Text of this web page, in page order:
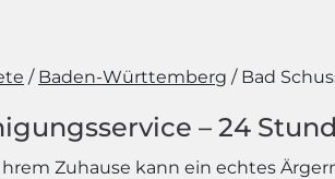
Baden-Württemberg Bad
– 24
Zuhause kann ein echtes